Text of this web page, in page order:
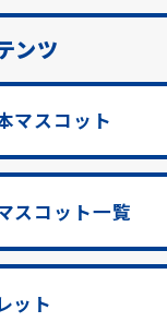
ンツ
マスコット
スコット一覧
ット